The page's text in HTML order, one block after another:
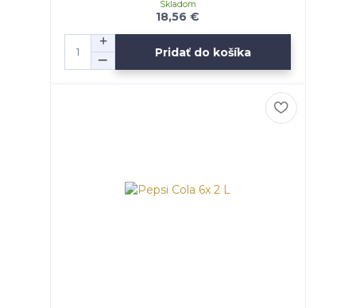
18,56 €
Skladom
Pridať do košíka